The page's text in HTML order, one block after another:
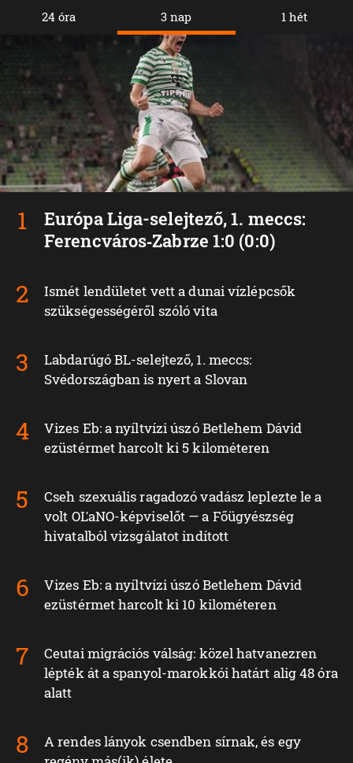
24 óra 3 nap
Európa Liga-selejtező, 1. meccs:
Ferencváros‑Zabrze 1:0 (0:0)
Ismét lendületet vett a dunai vízlépcsők
szükségességéről szóló vita
Labdarúgó BL-selejtező, 1. meccs:
Svédországban is nyert a Slovan
Vizes Eb: a nyíltvízi úszó Betlehem Dávid
ezüstérmet harcolt ki 5 kilométeren
Cseh szexuális ragadozó vadász leplezte le a
volt OĽaNO-képviselőt — a Főügyészség
hivatalból vizsgálatot indított
Vizes Eb: a nyíltvízi úszó Betlehem Dávid
ezüstérmet harcolt ki 10 kilométeren
Ceutai migrációs válság: közel hatvanezren
lépték át a spanyol-marokkói határt alig 48 óra
alatt
A rendes lányok csendben sírnak, és egy
1 hét